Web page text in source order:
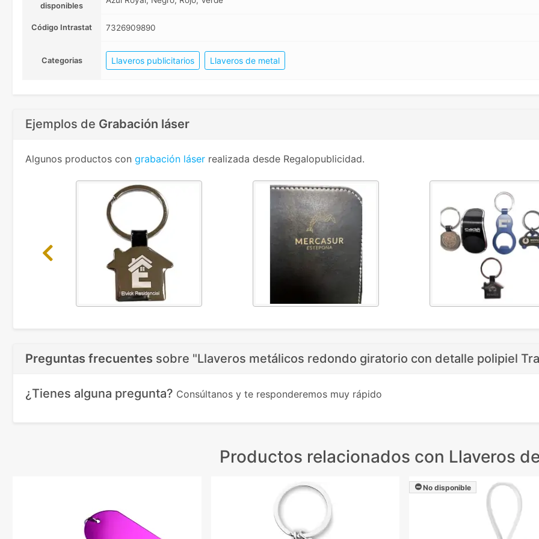
disponibles
Código Intrastat 7326909890
Categorias Llaveros publicitarios Llaveros de metal
Ejemplos de Grabación láser
Algunos productos con grabación láser realizada desde Regalopublicidad.
Previous
Preguntas frecuentes sobre "Llaveros metálicos redondo giratorio con detalle polipiel
¿Tienes alguna pregunta? Consúltanos y te responderemos muy rápido
Productos relacionados con Llaveros
No disponible